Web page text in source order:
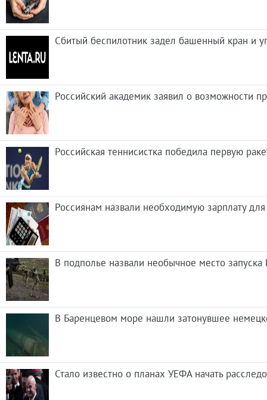
Сбитый беспилотник задел башенный кран и
Российский академик заявил о возможности
Российская теннисистка победила первую
Россиянам назвали необходимую зарплату
В подполье назвали необычное место
В Баренцевом море нашли затонувшее
Стало известно о планах УЕФА начать